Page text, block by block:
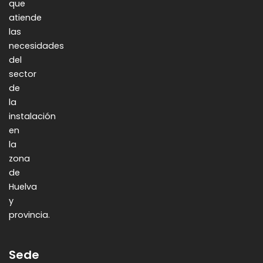
que
atiende
las
necesidades
del
sector
de
la
instalación
en
la
zona
de
Huelva
y
provincia.
Sede